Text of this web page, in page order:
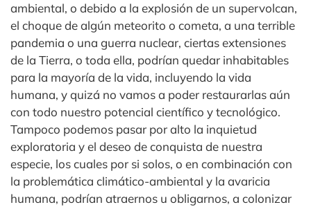
ambiental, o debido a la explosión de un supervolcan,
el choque de algún meteorito o cometa, a una terrible
pandemia o una guerra nuclear, ciertas extensiones
de la Tierra, o toda ella, podrían quedar inhabitables
para la mayoría de la vida, incluyendo la vida
humana, y quizá no vamos a poder restaurarlas aún
con todo nuestro potencial científico y tecnológico.
Tampoco podemos pasar por alto la inquietud
exploratoria y el deseo de conquista de nuestra
especie, los cuales por si solos, o en combinación con
la problemática climático-ambiental y la avaricia
humana, podrían atraernos u obligarnos, a colonizar